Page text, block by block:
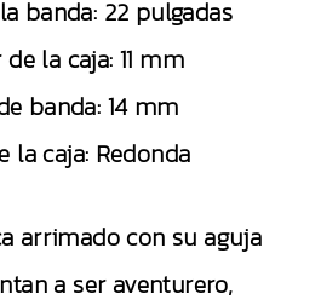
banda: 22 pulgadas
la caja: 11 mm
banda: 14 mm
la caja: Redonda
arrimado con su aguja
a ser aventurero,